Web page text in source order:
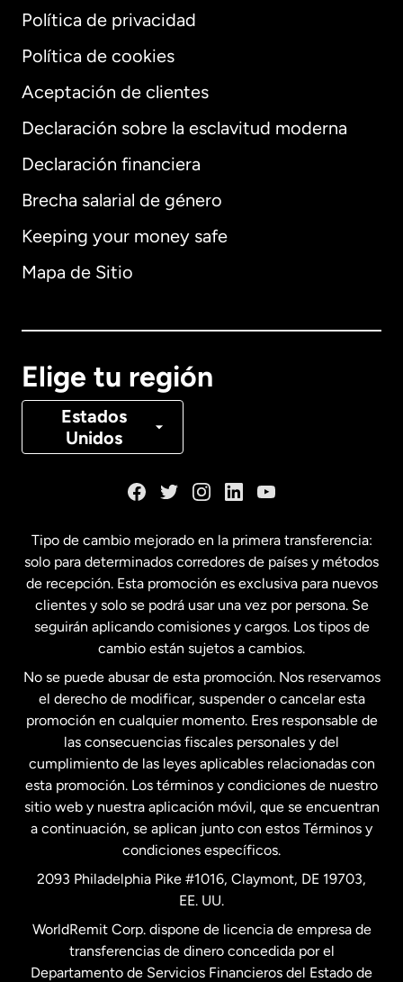
Política de privacidad
Política de cookies
Aceptación de clientes
Declaración sobre la esclavitud moderna
Declaración financiera
Brecha salarial de género
Keeping your money safe
Mapa de Sitio
Elige tu región
Estados
Unidos
Internacional English
Alemania
Canadá Français
Estados Unidos English
Estados Unidos Español
Francia
Malasia
Nueva Zelanda
Países Bajos
Suecia
Tipo de cambio mejorado en la primera transferencia:
solo para determinados corredores de países y métodos
de recepción. Esta promoción es exclusiva para nuevos
clientes y solo se podrá usar una vez por persona. Se
seguirán aplicando comisiones y cargos. Los tipos de
cambio están sujetos a cambios.
No se puede abusar de esta promoción. Nos reservamos
el derecho de modificar, suspender o cancelar esta
promoción en cualquier momento. Eres responsable de
las consecuencias fiscales personales y del
cumplimiento de las leyes aplicables relacionadas con
esta promoción. Los términos y condiciones de nuestro
sitio web y nuestra aplicación móvil, que se encuentran
a continuación, se aplican junto con estos Términos y
condiciones específicos.
2093 Philadelphia Pike #1016, Claymont, DE 19703,
EE. UU.
WorldRemit Corp. dispone de licencia de empresa de
transferencias de dinero concedida por el
Departamento de Servicios Financieros del Estado de